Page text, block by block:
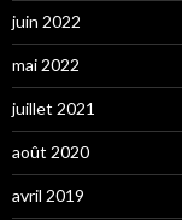
juin 2022
mai 2022
juillet 2021
août 2020
avril 2019